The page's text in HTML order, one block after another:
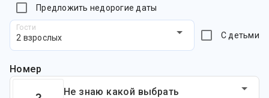
Предложить недорогие даты
Гости
2 взрослых С детьми
Номер
Не знаю какой выбрать